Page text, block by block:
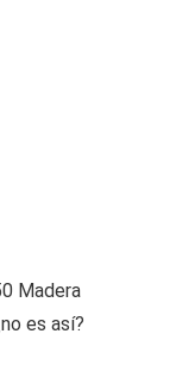
Madera
es así?